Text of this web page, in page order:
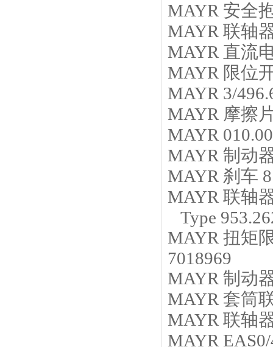
MAYR 安全
MAYR 联轴
MAYR 直流
MAYR 限位
MAYR 3/
MAYR 摩擦
MAYR
MAYR 制动
MAYR 刹车
MAYR 联轴
Type
MAYR 扭矩
7018969
MAYR 制动
MAYR 套筒
MAYR 联轴
MAYR